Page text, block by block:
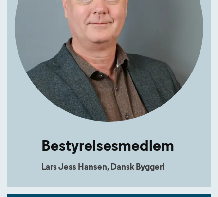
Bestyrelsesmedlem
Lars Jess Hansen, Dansk Byggeri